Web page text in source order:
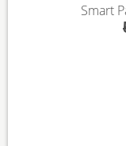
Smart